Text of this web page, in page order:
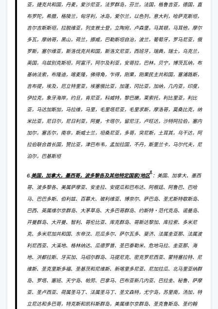
亚，捷克共和国，丹麦，爱沙尼亚，法罗群岛，芬兰，法国，格鲁吉亚，德国，直
布罗陀，希腊，格陵兰，匈牙利，冰岛，爱尔兰，以色列，意大利，哈萨克斯坦，
吉尔吉斯斯坦，拉脱维亚，列支敦士登，立陶宛，卢森堡，马其顿，马耳他，摩尔
多瓦，摩纳哥，黑山，荷兰，挪威，巴勒斯坦自治，波兰，葡萄牙，罗马尼亚，俄
罗斯，塞尔维亚，斯洛伐克共和国，斯洛文尼亚，西班牙，瑞典，瑞士，乌克兰，
英国，乌兹别克斯坦，阿富汗，阿尔及利亚，安哥拉，巴林，贝宁，博茨瓦纳，布
基纳法索，布隆迪，喀麦隆，佛得角，乍得，刚果，刚果民主共和国，塞浦路斯，
吉布提，埃及，厄立特里亚，埃塞俄比亚，加蓬，冈比亚，加纳，几内亚，印度，
伊拉克，象牙海岸，约旦，肯尼亚，科威特，黎巴嫩，莱索托，利比里亚，利比
亚，马达加斯加，马拉维，马里，毛里塔尼亚，毛里求斯，摩洛哥，莫桑比克，纳
米比亚，尼日尔，尼日利亚，阿曼，卡塔尔，留尼汪，卢旺达，沙特阿拉伯，塞内
加尔，塞舌尔，南非，斯威士兰，坦桑尼亚，多哥，突尼斯，土耳其，乌干达，阿
拉伯联合酋长国，赞比亚，津巴布韦，孟加拉国，不丹，斯里兰卡，马尔代夫，尼
泊尔，巴基斯坦
6.美国，加拿大，墨西哥，波多黎各及其他特定国家/地区
6
：美国、加拿大、墨西
哥、波多黎各、美属萨摩亚、安圭拉、安提瓜和巴布达、阿根廷、阿鲁巴、巴哈
马、巴巴多斯、伯利兹、百慕大、玻利维亚、博奈尔、萨巴岛、圣尤斯特歇斯岛、
巴西、英属维尔京群岛、大茅草岛、大多巴哥群岛、约斯特・范代克岛、诺曼岛、
开曼群岛、大开曼、智利、哥伦比亚、库克群岛、哥斯达黎加、库拉索、多米尼
克、多米尼加共和国、东帝汶、厄瓜多尔、萨尔瓦多、斐济、法属圭亚那、法属波
利尼西亚、大溪地、格林纳达、瓜德罗普、圣巴泰勒米、危地马拉、圭亚那、海
地、洪都拉斯、牙买加、马绍尔群岛、马提尼克、密克罗尼西亚、蒙特塞拉特、尼
维斯、圣克里斯多福、圣基茨和尼维斯、新喀里多尼亚、尼加拉瓜、北马里亚纳群
岛、罗塔、塞班、天宁岛、帕劳、巴拿马、巴布亚新几内亚、巴拉圭、秘鲁、萨摩
亚、圣卢西亚、荷属圣马丁、法属圣马丁、圣文森特，尤宁岛，苏里南，汤加，特
立尼达和多巴哥，特克斯和凯科斯群岛，美属维尔京群岛、圣克鲁斯岛、圣约翰